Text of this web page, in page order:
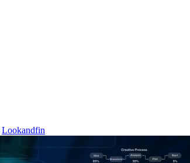
Lookandfin